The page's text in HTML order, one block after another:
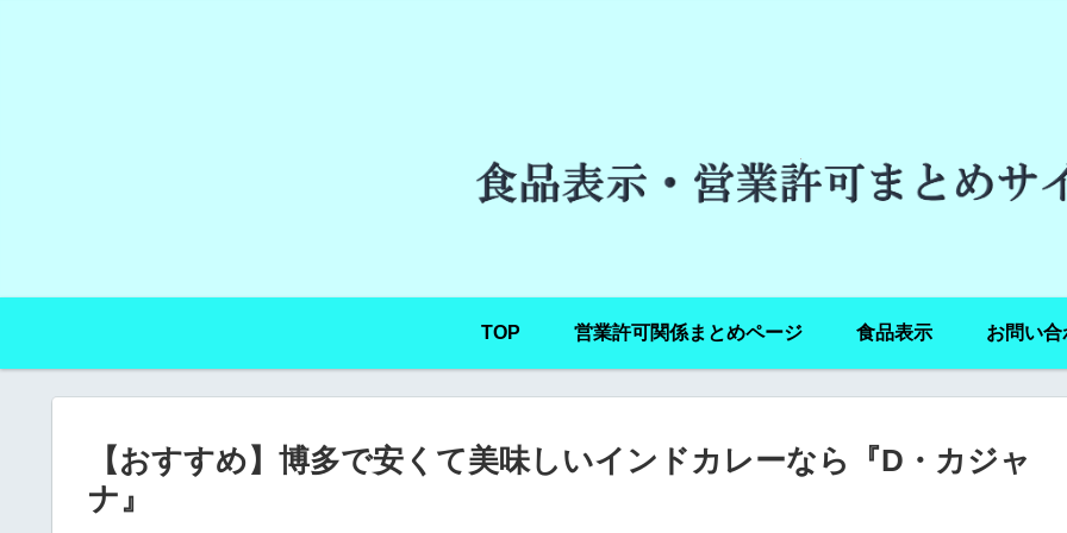
TOP 営業許可関係まとめページ 食品表示 お問い合
【おすすめ】博多で安くて美味しいインドカレーなら『D・カジャ
ナ』